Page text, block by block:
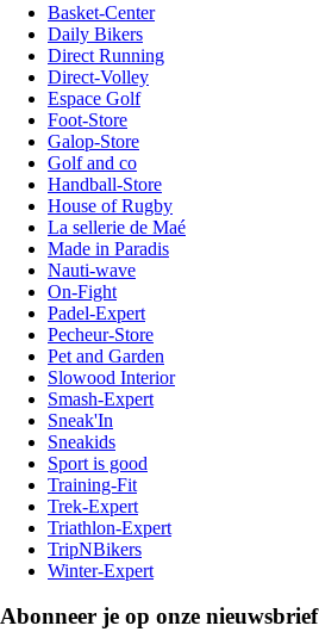
Basket-Center
Daily Bikers
Direct Running
Direct-Volley
Espace Golf
Foot-Store
Galop-Store
Golf and co
Handball-Store
House of Rugby
La sellerie de Maé
Made in Paradis
Nauti-wave
On-Fight
Padel-Expert
Pecheur-Store
Pet and Garden
Slowood Interior
Smash-Expert
Sneak'In
Sneakids
Sport is good
Training-Fit
Trek-Expert
Triathlon-Expert
TripNBikers
Winter-Expert
Abonneer je op onze nieuwsbrief